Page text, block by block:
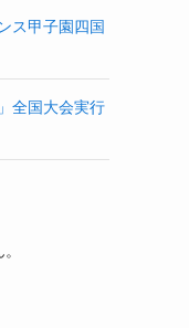
ス甲子園四国
全国大会実行